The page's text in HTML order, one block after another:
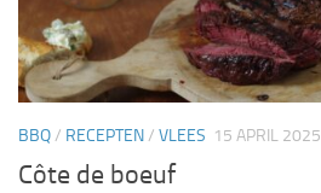
BBQ/ RECEPTEN/ VLEES 15 APRIL 2025
Côte de boeuf